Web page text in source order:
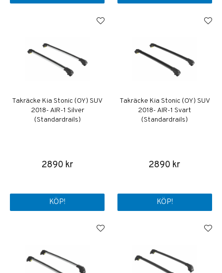
Takräcke Kia Stonic (OY) SUV
2018- AIR-1 Silver
(Standardrails)
2890 kr
KÖP!
Takräcke Kia Stonic (OY) SUV
2018- AIR-1 Svart
(Standardrails)
2890 kr
KÖP!